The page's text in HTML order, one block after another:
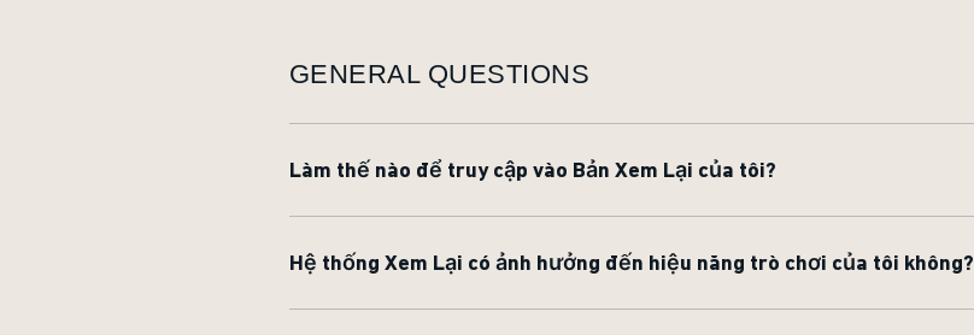
GENERAL QUESTIONS
Làm thế nào để truy cập vào Bản Xem Lại của tôi?
Hệ thống Xem Lại có ảnh hưởng đến hiệu năng trò chơi của tôi không?